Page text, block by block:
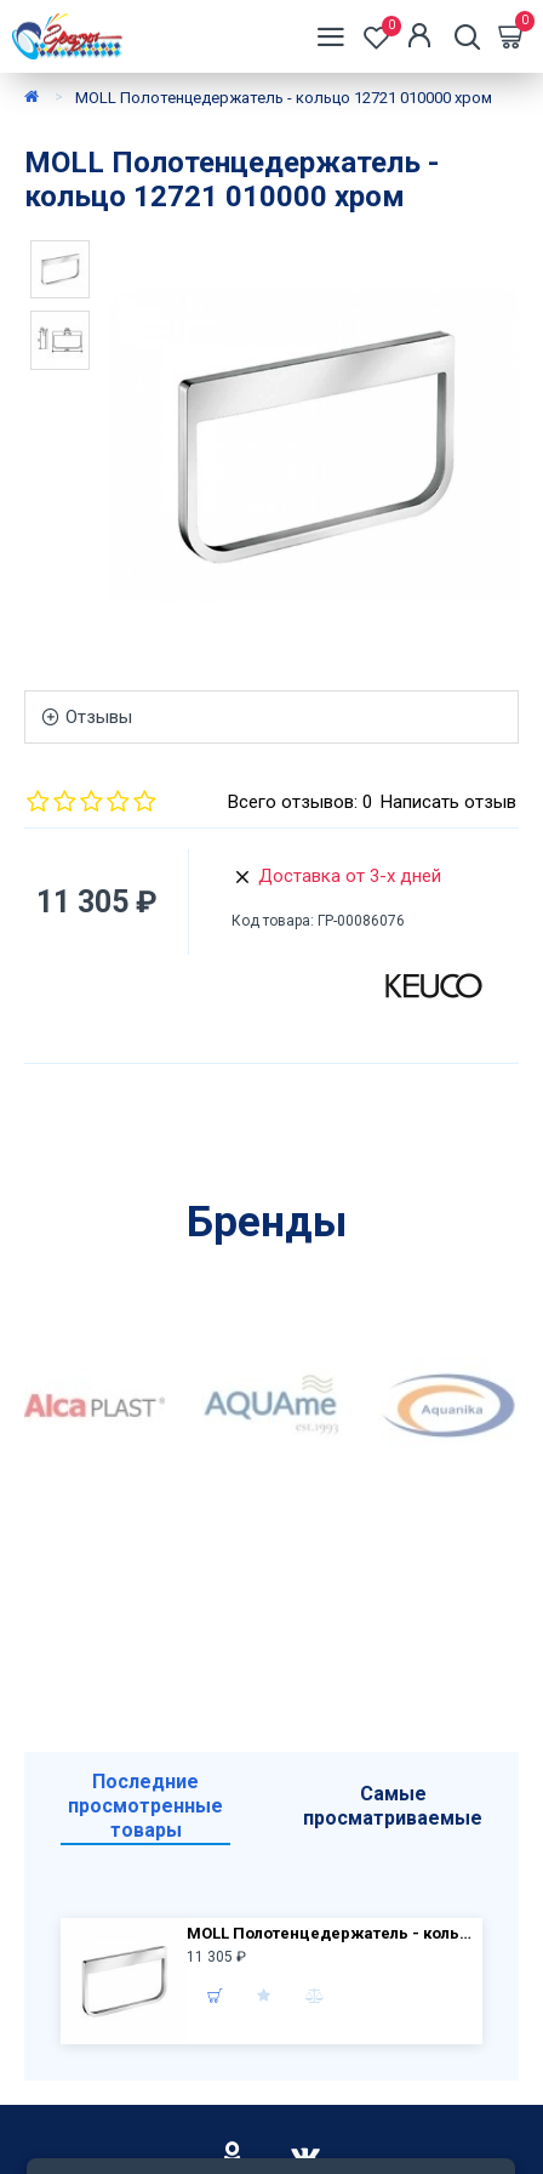
0 0
MOLL Полотенцедержатель - кольцо 12721 010000 хром
MOLL Полотенцедержатель -
кольцо 12721 010000 хром
Отзывы
Всего отзывов: 0 Написать отзыв
11 305 ₽
Доставка от 3-х дней
Код товара: ГР-00086076
Бренды
Последние
просмотренные
товары
Самые
просматриваемые
MOLL Полотенцедержатель - кольцо 12721 010000 хром
11 305 ₽